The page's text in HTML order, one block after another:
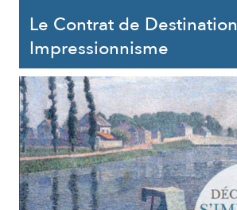
Le Contrat de Destination
Impressionnisme